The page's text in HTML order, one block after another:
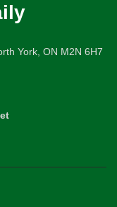
York, ON M2N 6H7